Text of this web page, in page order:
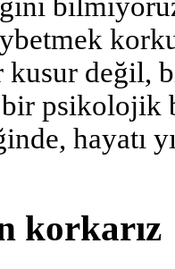
kusur değil,
psikolojik
hayatı
korkarız